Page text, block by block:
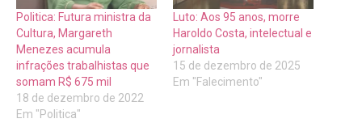
Politica: Futura ministra da
Cultura, Margareth
Menezes acumula
infrações trabalhistas que
somam R$ 675 mil
18 de dezembro de 2022
Em "Politica"
Luto: Aos 95 anos, morre
Haroldo Costa, intelectual e
jornalista
15 de dezembro de 2025
Em "Falecimento"